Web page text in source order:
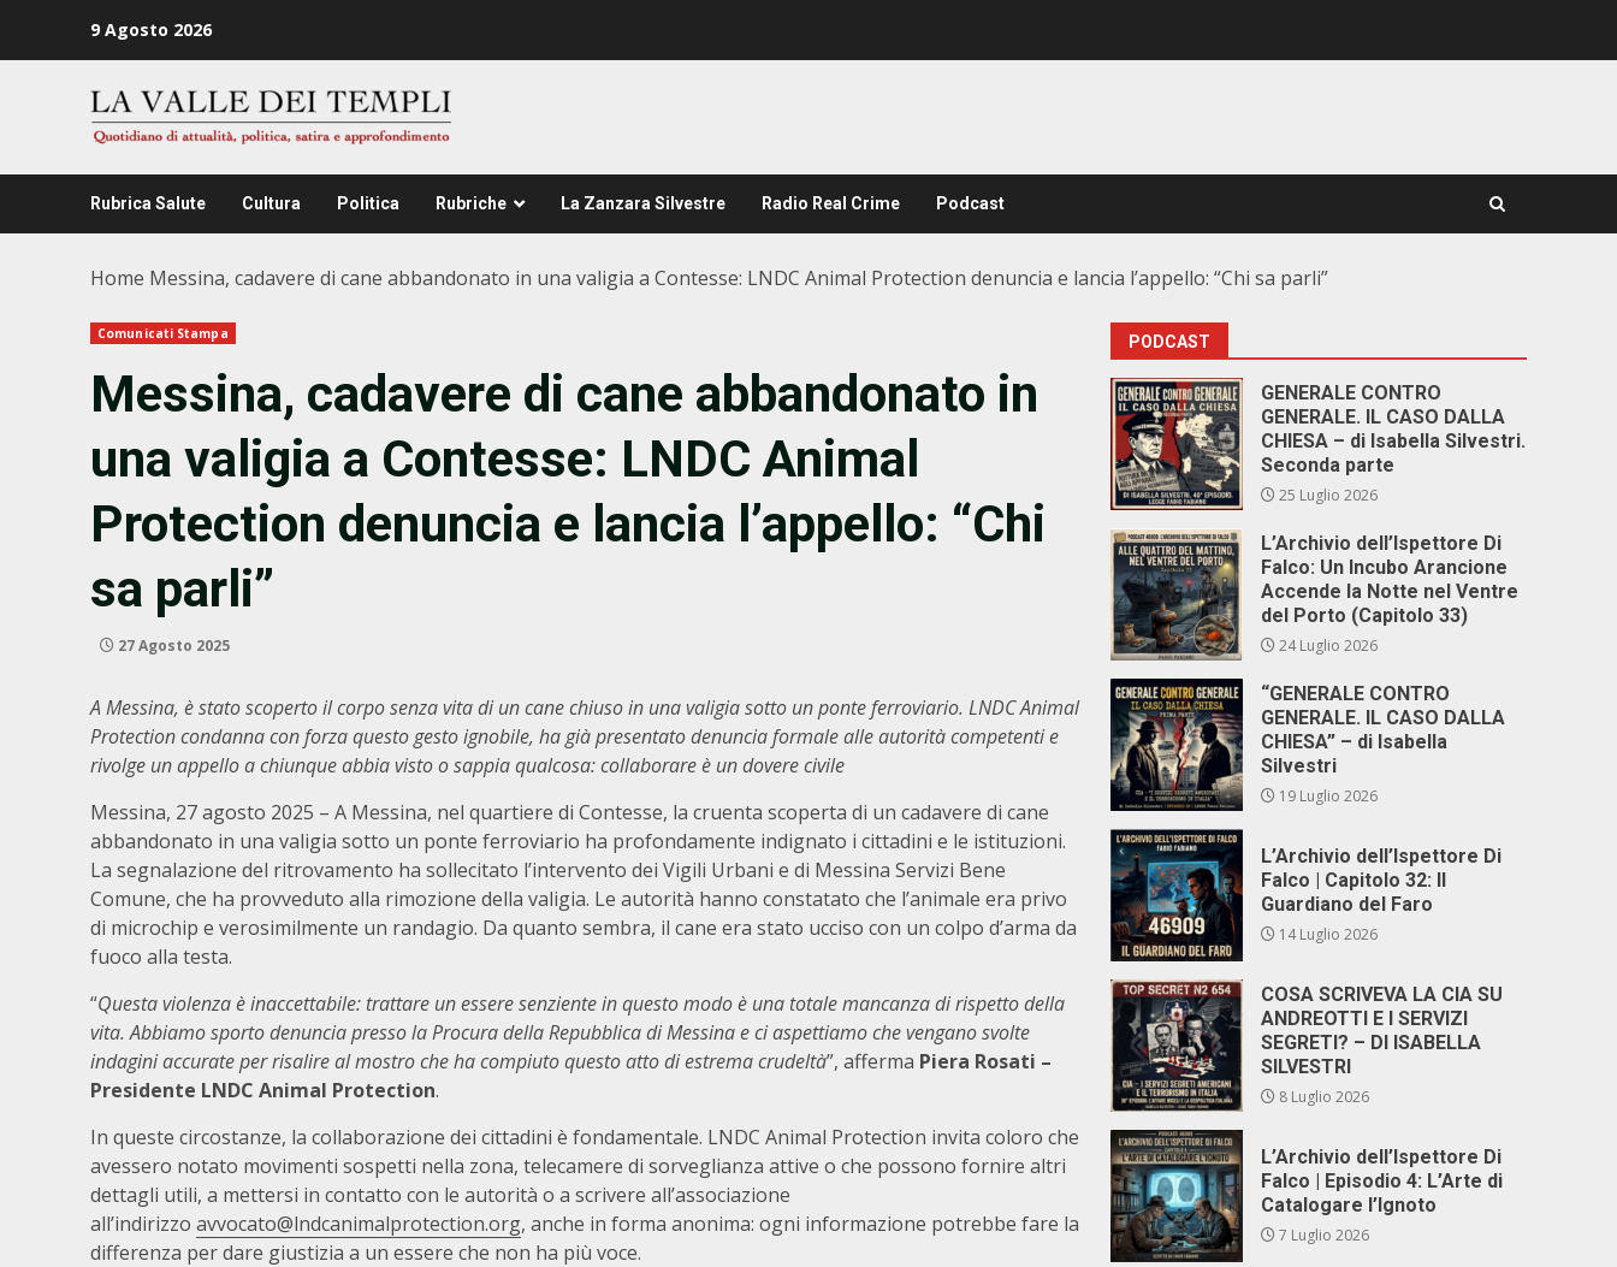
9 Agosto 2026
Rubrica Salute Cultura Politica Rubriche La Zanzara Silvestre Radio Real Crime Podcast
Home Messina, cadavere di cane abbandonato in una valigia a Contesse: LNDC Animal Protection denuncia e lancia l’appello: “Chi sa parli”
Comunicati Stampa
Messina, cadavere di cane abbandonato in
una valigia a Contesse: LNDC Animal
Protection denuncia e lancia l’appello: “Chi
sa parli”
27 Agosto 2025
A Messina, è stato scoperto il corpo senza vita di un cane chiuso in una valigia sotto un ponte ferroviario. LNDC Animal
Protection condanna con forza questo gesto ignobile, ha già presentato denuncia formale alle autorità competenti e
rivolge un appello a chiunque abbia visto o sappia qualcosa: collaborare è un dovere civile
Messina, 27 agosto 2025 – A Messina, nel quartiere di Contesse, la cruenta scoperta di un cadavere di cane
abbandonato in una valigia sotto un ponte ferroviario ha profondamente indignato i cittadini e le istituzioni.
La segnalazione del ritrovamento ha sollecitato l’intervento dei Vigili Urbani e di Messina Servizi Bene
Comune, che ha provveduto alla rimozione della valigia. Le autorità hanno constatato che l’animale era privo
di microchip e verosimilmente un randagio. Da quanto sembra, il cane era stato ucciso con un colpo d’arma da
fuoco alla testa.
“Questa violenza è inaccettabile: trattare un essere senziente in questo modo è una totale mancanza di rispetto della
vita. Abbiamo sporto denuncia presso la Procura della Repubblica di Messina e ci aspettiamo che vengano svolte
indagini accurate per risalire al mostro che ha compiuto questo atto di estrema crudeltà”, afferma Piera Rosati –
Presidente LNDC Animal Protection.
In queste circostanze, la collaborazione dei cittadini è fondamentale. LNDC Animal Protection invita coloro che
avessero notato movimenti sospetti nella zona, telecamere di sorveglianza attive o che possono fornire altri
dettagli utili, a mettersi in contatto con le autorità o a scrivere all’associazione
all’indirizzo avvocato@lndcanimalprotection.org, anche in forma anonima: ogni informazione potrebbe fare la
differenza per dare giustizia a un essere che non ha più voce.
PODCAST
GENERALE CONTRO
GENERALE. IL CASO DALLA
CHIESA – di Isabella Silvestri.
Seconda parte
25 Luglio 2026
L’Archivio dell’Ispettore Di
Falco: Un Incubo Arancione
Accende la Notte nel Ventre
del Porto (Capitolo 33)
24 Luglio 2026
“GENERALE CONTRO
GENERALE. IL CASO DALLA
CHIESA” – di Isabella
Silvestri
19 Luglio 2026
L’Archivio dell’Ispettore Di
Falco | Capitolo 32: Il
Guardiano del Faro
14 Luglio 2026
COSA SCRIVEVA LA CIA SU
ANDREOTTI E I SERVIZI
SEGRETI? – DI ISABELLA
SILVESTRI
8 Luglio 2026
L’Archivio dell’Ispettore Di
Falco | Episodio 4: L’Arte di
Catalogare l’Ignoto
7 Luglio 2026